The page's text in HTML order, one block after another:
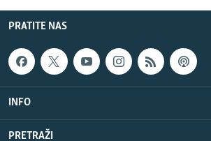
PRATITE NAS
INFO
PRETRAŽI